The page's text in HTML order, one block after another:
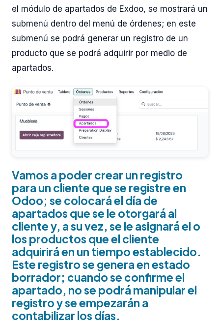
el módulo de apartados de Exdoo, se mostrará un
submenú dentro del menú de órdenes; en este
submenú se podrá generar un registro de un
producto que se podrá adquirir por medio de
apartados.
Vamos a poder crear un registro
para un cliente que se registre en
Odoo; se colocará el día de
apartados que se le otorgará al
cliente y, a su vez, se le asignará el o
los productos que el cliente
adquirirá en un tiempo establecido.
Este registro se genera en estado
borrador; cuando se confirme el
apartado, no se podrá manipular el
registro y se empezarán a
contabilizar los días.